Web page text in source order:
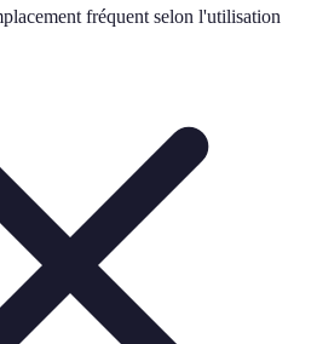
fréquent selon l'utilisation